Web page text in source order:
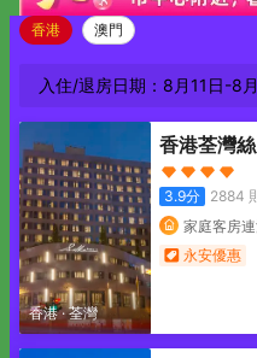
香港 澳門
入住/退房日期： 8月11日-8
香港·荃灣
香港荃灣
3.9分 2884
家庭客房
永安優惠